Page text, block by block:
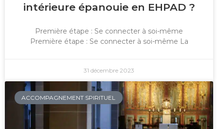
intérieure épanouie en EHPAD ?
Première étape : Se connecter à soi-même
Première étape : Se connecter à soi-même La
31 décembre 2023
ACCOMPAGNEMENT SPIRITUEL